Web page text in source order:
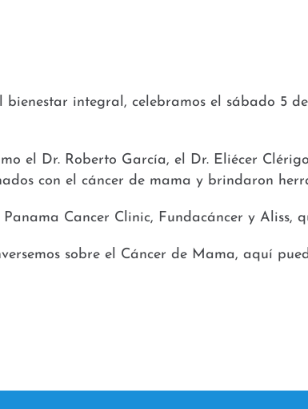
integral, celebramos el sábado 5
el Dr. Roberto García, el Dr. Eliécer
con el cáncer de mama y brindaron
Cancer Clinic, Fundacáncer y Aliss,
sobre el Cáncer de Mama, aquí